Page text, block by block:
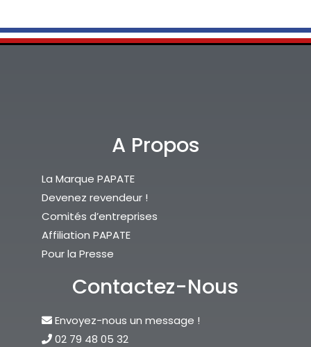
A Propos
La Marque PAPATE
Devenez revendeur !
Comités d’entreprises
Affiliation PAPATE
Pour la Presse
Contactez-Nous
Envoyez-nous un message !
02 79 48 05 32